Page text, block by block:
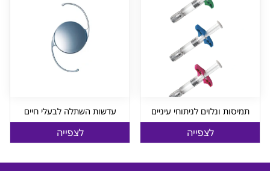
תמיסות ונלוים לניתוחי עיניים
לצפייה
עדשות השתלה לבעלי חיים
לצפייה